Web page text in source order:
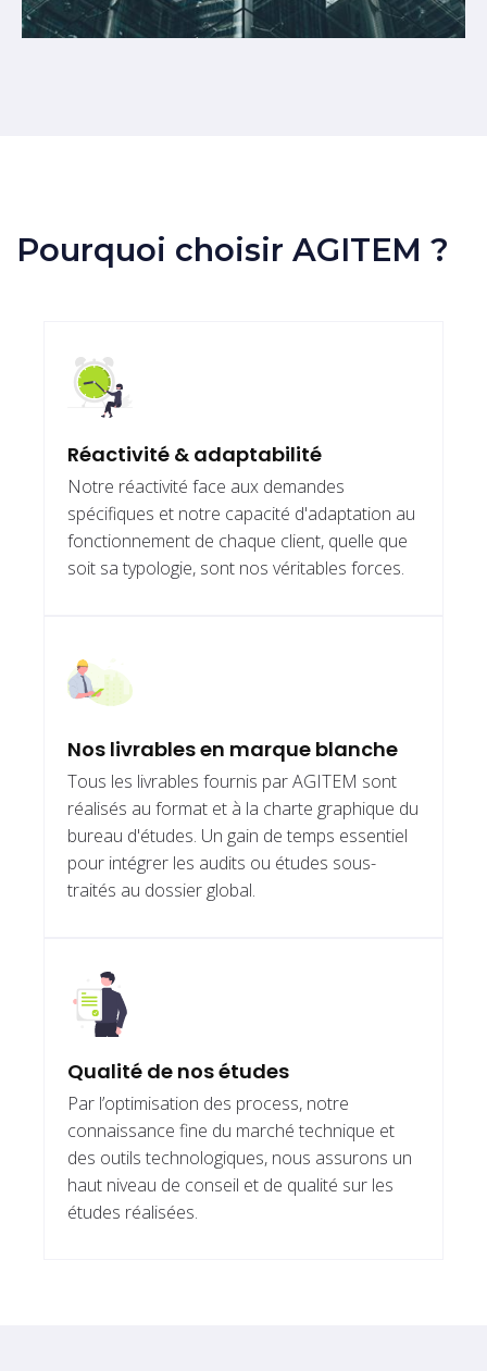
Pourquoi choisir AGITEM ?
Réactivité & adaptabilité
Notre réactivité face aux demandes
spécifiques et notre capacité d'adaptation au
fonctionnement de chaque client, quelle que
soit sa typologie, sont nos véritables forces.
Nos livrables en marque blanche
Tous les livrables fournis par AGITEM sont
réalisés au format et à la charte graphique du
bureau d'études. Un gain de temps essentiel
pour intégrer les audits ou études sous-
traités au dossier global.
Qualité de nos études
Par l’optimisation des process, notre
connaissance fine du marché technique et
des outils technologiques, nous assurons un
haut niveau de conseil et de qualité sur les
études réalisées.